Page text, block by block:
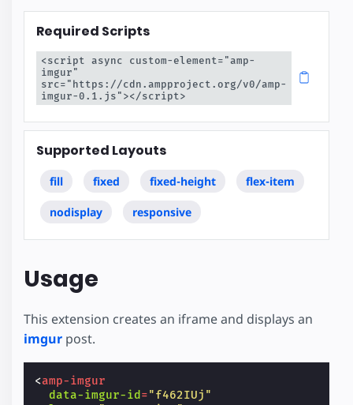
Required Scripts
<script async custom-element="amp-
imgur"
src="https://cdn.ampproject.org/v0/amp-
imgur-0.1.js"></script>
Supported Layouts
fill fixed fixed-height flex-item
nodisplay responsive
Usage
This extension creates an iframe and displays an
imgur post.
<amp-imgur
data-imgur-id ="f462IUj"